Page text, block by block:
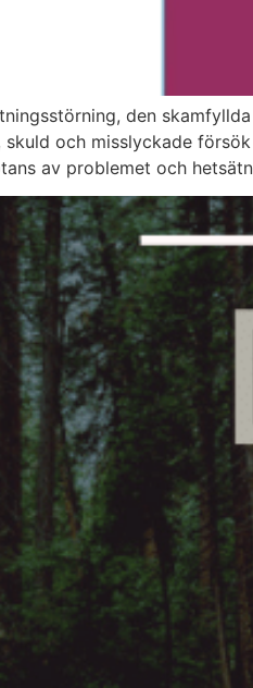
den
skuld och misslyckade
av problemet och